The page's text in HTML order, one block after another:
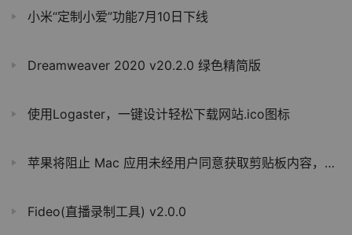
小米“定制小爱”功能7月10日下线
Dreamweaver 2020 v20.2.0 绿色精简版
使用Logaster，一键设计轻松下载网站.ico图标
苹果将阻止 Mac 应用未经用户同意获取剪贴板内容，与 iOS 看齐
Fideo(直播录制工具) v2.0.0